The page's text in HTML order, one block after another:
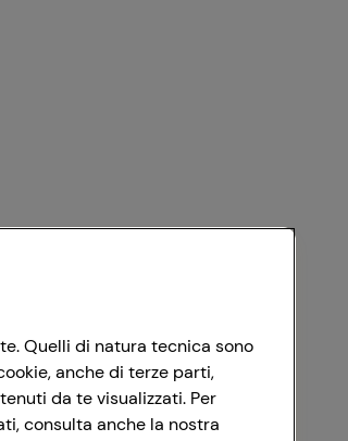
Quelli di natura tecnica sono
anche di terze parti,
da te visualizzati. Per
consulta anche la nostra